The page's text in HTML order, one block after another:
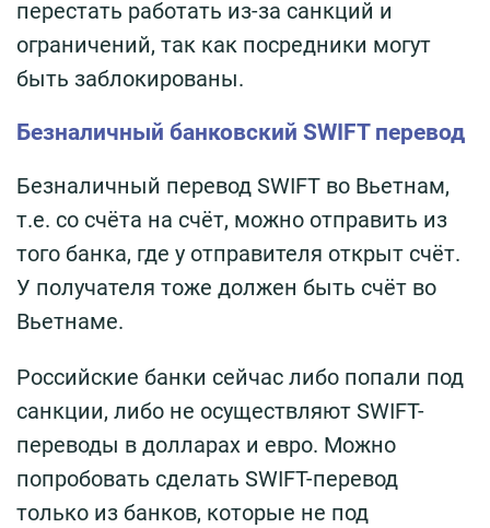
перестать работать из-за санкций и
ограничений, так как посредники могут
быть заблокированы.
Безналичный банковский SWIFT перевод
Безналичный перевод SWIFT во Вьетнам,
т.е. со счёта на счёт, можно отправить из
того банка, где у отправителя открыт счёт.
У получателя тоже должен быть счёт во
Вьетнаме.
Российские банки сейчас либо попали под
санкции, либо не осуществляют SWIFT-
переводы в долларах и евро. Можно
попробовать сделать SWIFT-перевод
только из банков, которые не под